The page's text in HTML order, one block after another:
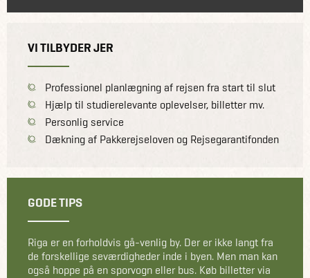
VI TILBYDER JER
Professionel planlægning af rejsen fra start til slut
Hjælp til studierelevante oplevelser, billetter mv.
Personlig service
Dækning af Pakkerejseloven og Rejsegarantifonden
GODE TIPS
Tag på en guidet tur til Moskva-distriktet og den jødiske
Ghetto eller tag en dagstur på cykel ud til kystbyen
Jurmala.